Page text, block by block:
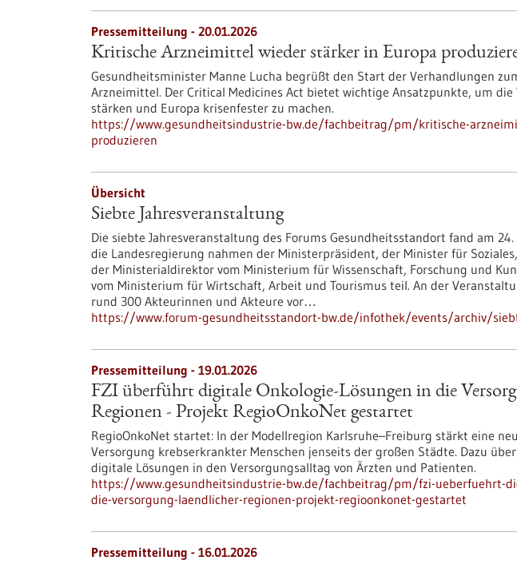
Pressemitteilung - 20.01.2026
Kritische Arzneimittel wieder stärker in Europa
Gesundheitsminister Manne Lucha begrüßt den Start der Verhandlungen
Arzneimittel. Der Critical Medicines Act bietet wichtige Ansatzpunkte, um
stärken und Europa krisenfester zu machen.
https://www.gesundheitsindustrie-bw.de/fachbeitrag/pm/kritische-
produzieren
Übersicht
Siebte Jahresveranstaltung
Die siebte Jahresveranstaltung des Forums Gesundheitsstandort fand am
die Landesregierung nahmen der Ministerpräsident, der Minister für
der Ministerialdirektor vom Ministerium für Wissenschaft, Forschung und
vom Ministerium für Wirtschaft, Arbeit und Tourismus teil. An der
rund 300 Akteurinnen und Akteure vor…
https://www.forum-gesundheitsstandort-bw.de/infothek/events/archiv/
Pressemitteilung - 19.01.2026
FZI überführt digitale Onkologie-Lösungen in die
Regionen​ - Projekt RegioOnkoNet gestartet​
RegioOnkoNet startet: In der Modellregion Karlsruhe–Freiburg stärkt eine
Versorgung krebserkrankter Menschen jenseits der großen Städte. Dazu
digitale Lösungen in den Versorgungsalltag von Ärzten und Patienten.
https://www.gesundheitsindustrie-bw.de/fachbeitrag/pm/fzi-ueberfuehrt-
die-versorgung-laendlicher-regionen-projekt-regioonkonet-gestartet
Pressemitteilung - 16.01.2026